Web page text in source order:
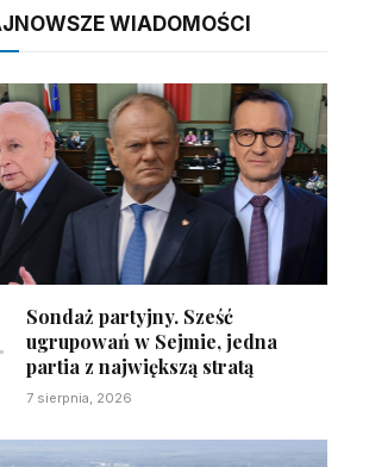
WIADOMOŚCI
Sondaż partyjny. Sześć
ugrupowań w Sejmie, jedna
partia z największą stratą
7 sierpnia, 2026